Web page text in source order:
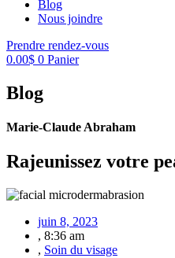
Blog
Nous joindre
Prendre rendez-vous
0.00$ 0 Panier
Blog
Marie-Claude Abraham
Rajeunissez votre
juin 8, 2023
, 8:36 am
, Soin du visage